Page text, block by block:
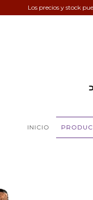
Los precios y stock
INICIO